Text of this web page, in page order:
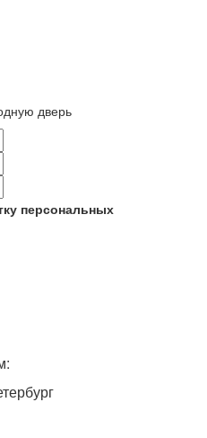
дверь
персональных